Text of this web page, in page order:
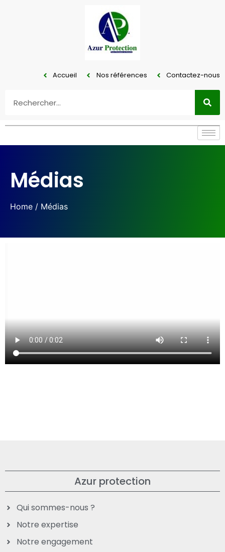
Accueil Nos références Contactez-nous
Médias
Home / Médias
Azur protection
Qui sommes-nous ?
Notre expertise
Notre engagement